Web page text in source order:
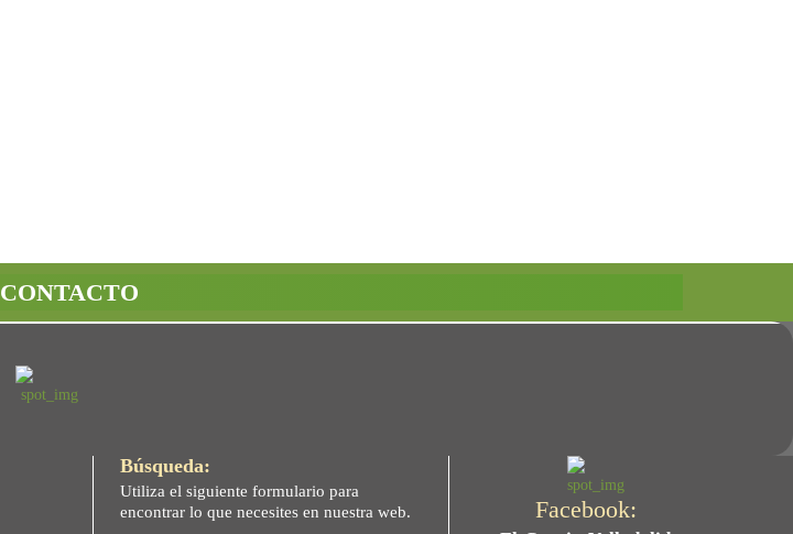
CONTACTO
Búsqueda:
Utiliza el siguiente formulario para
encontrar lo que necesites en nuestra web.
Facebook: